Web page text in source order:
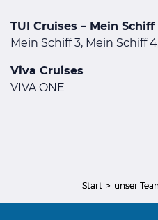
TUI Cruises – Mein Schiff
Mein Schiff 3, Mein Schiff
Viva Cruises
VIVA ONE
Start unser